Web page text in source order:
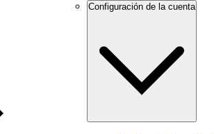
Configuración de la cuenta